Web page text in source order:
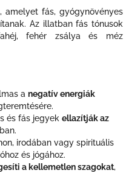
amelyet fás, gyógynövényes
Az illatban fás tónusok
fehér zsálya és méz
a negatív energiák
és fás jegyek ellazítják az
irodában vagy spirituális
és jógához.
a kellemetlen szagokat,